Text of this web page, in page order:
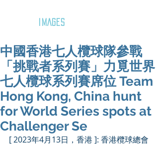
IMAGES
中國香港七人欖球隊參戰
「挑戰者系列賽」力覓世界
七人欖球系列賽席位 Team
Hong Kong, China hunt
for World Series spots at
Challenger Se
[ 2023年4月13日，香港 ]: 香港欖球總會